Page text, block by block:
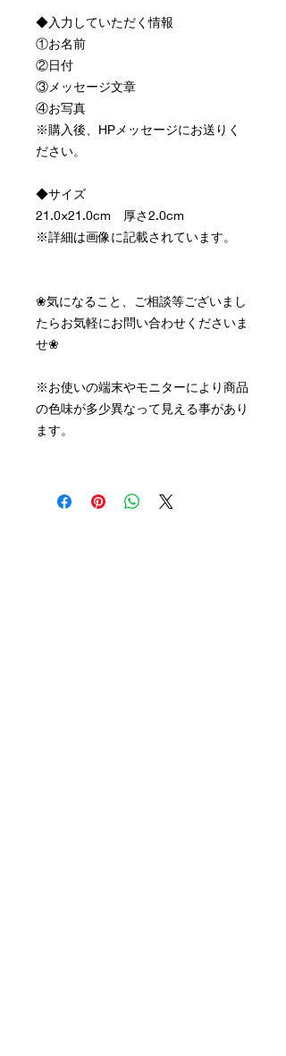
◆入力していただく情報
①お名前
②日付
③メッセージ文章
④お写真
※購入後、HPメッセージにお送りく
ださい。
◆サイズ
21.0×21.0cm 厚さ2.0cm
※詳細は画像に記載されています。
❀気になること、ご相談等ございまし
たらお気軽にお問い合わせくださいま
せ❀
※お使いの端末やモニターにより商品
の色味が多少異なって見える事があり
ます。